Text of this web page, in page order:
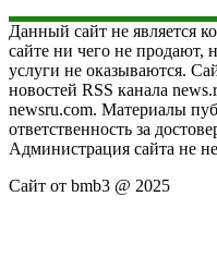
Данный сайт не является
сайте ни чего не продают,
услуги не оказываются.
новостей RSS канала
newsru.com. Материалы
ответственность за
Администрация сайта не
Сайт от bmb3 @ 2025